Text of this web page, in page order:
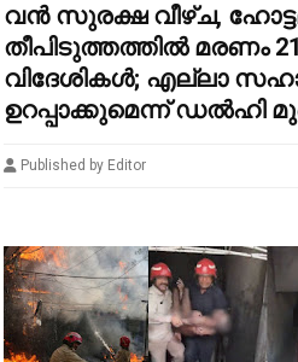
വൻ സുരക്ഷ വീഴ്ച,
തീപിടുത്തത്തിൽ മരണം
വിദേശികൾ; എല്ലാ
ഉറപ്പാക്കുമെന്ന് ഡൽഹി
Published by Editor